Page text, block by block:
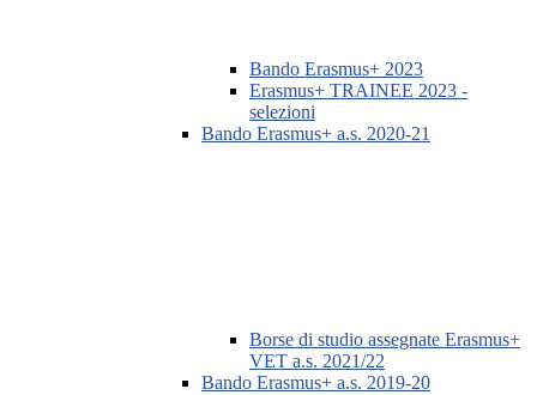
Bando Erasmus+ 2023
Erasmus+ TRAINEE 2023 -
selezioni
Bando Erasmus+ a.s. 2020-21
Borse di studio assegnate Erasmus+
VET a.s. 2021/22
Bando Erasmus+ a.s. 2019-20